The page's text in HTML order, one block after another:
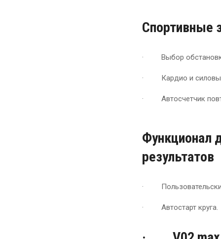
Спортивные
· Выбор
· Кардио и силовые
· Автосчетчик
Функционал
результатов
·
· Автостарт круга.